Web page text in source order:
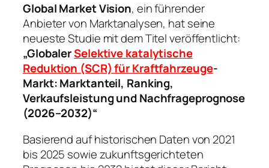
Global Market Vision, ein führender
Anbieter von Marktanalysen, hat seine
neueste Studie mit dem Titel veröffentlicht:
„GlobalerSelektive katalytische
Reduktion (SCR) für Kraftfahrzeuge-
Markt: Marktanteil, Ranking,
Verkaufsleistung und Nachfrageprognose
(2026–2032)“
Basierend auf historischen Daten von 2021
bis 2025 sowie zukunftsgerichteten